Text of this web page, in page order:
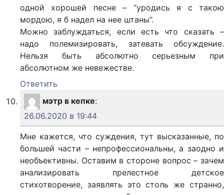
одной хорошей песне – “уродись я с такою
мордою, я б надел на нее штаны”.
Можно заблуждаться, если есть что сказать –
надо полемизировать, затевать обсуждение.
Нельзя быть абсолютно серьезным при
абсолютном же невежестве.
Ответить
мэтр в кепке:
26.06.2020 в 19:44
Мне кажется, что суждения, тут высказанные, по
большей части – непрофессиональны, а заодно и
необъективны. Оставим в стороне вопрос – зачем
анализировать прелестное детское
стихотворение, заявлять это столь же странно,